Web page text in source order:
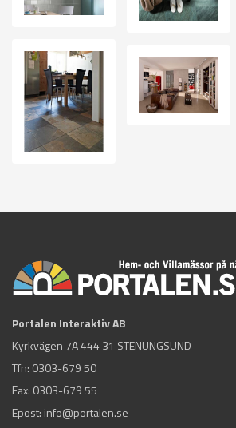
Portalen Interaktiv AB
Kyrkvägen 7A 444 31 STENUNGSUND
Tfn: 0303-679 50
Fax: 0303-679 55
Epost: info@portalen.se